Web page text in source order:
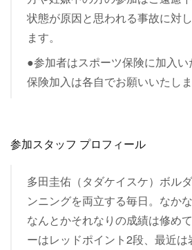
状態が原因と思われる事故に対
ます。
●参加者はスポーツ保険に加入
保険加入は各自でお願いいたしま
参加スタッフ プロフィール
多田圭佑（タダケイスケ）ボル
ンニングを両立する毎日。なか
なんとかそれなりの成績は修め
ーはレッドポイント2段、最近